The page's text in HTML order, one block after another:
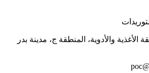
2، منطقة الأغذية والأدوية، المنطقة ج، مدينة بدر